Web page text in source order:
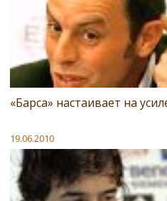
«Барса» настаивает на
19.06.2010